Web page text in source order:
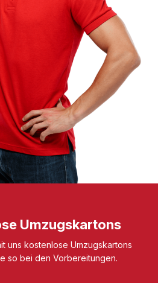
Umzugskartons
uns kostenlose Umzugskartons
so bei den Vorbereitungen.